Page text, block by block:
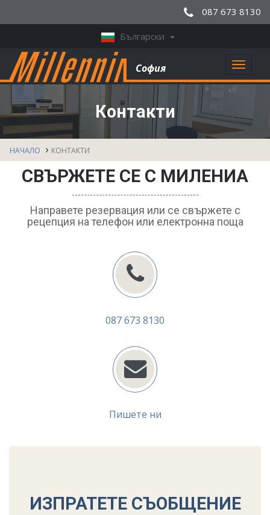
087 673 8130
Български
Toggle
София
Контакти
НАЧАЛО КОНТАКТИ
СВЪРЖЕТЕ СЕ С МИЛЕНИА
Направете резервация или се свържете с
рецепция на телефон или електронна поща
087 673 8130
Пишете ни
ИЗПРАТЕТЕ СЪОБЩЕНИЕ